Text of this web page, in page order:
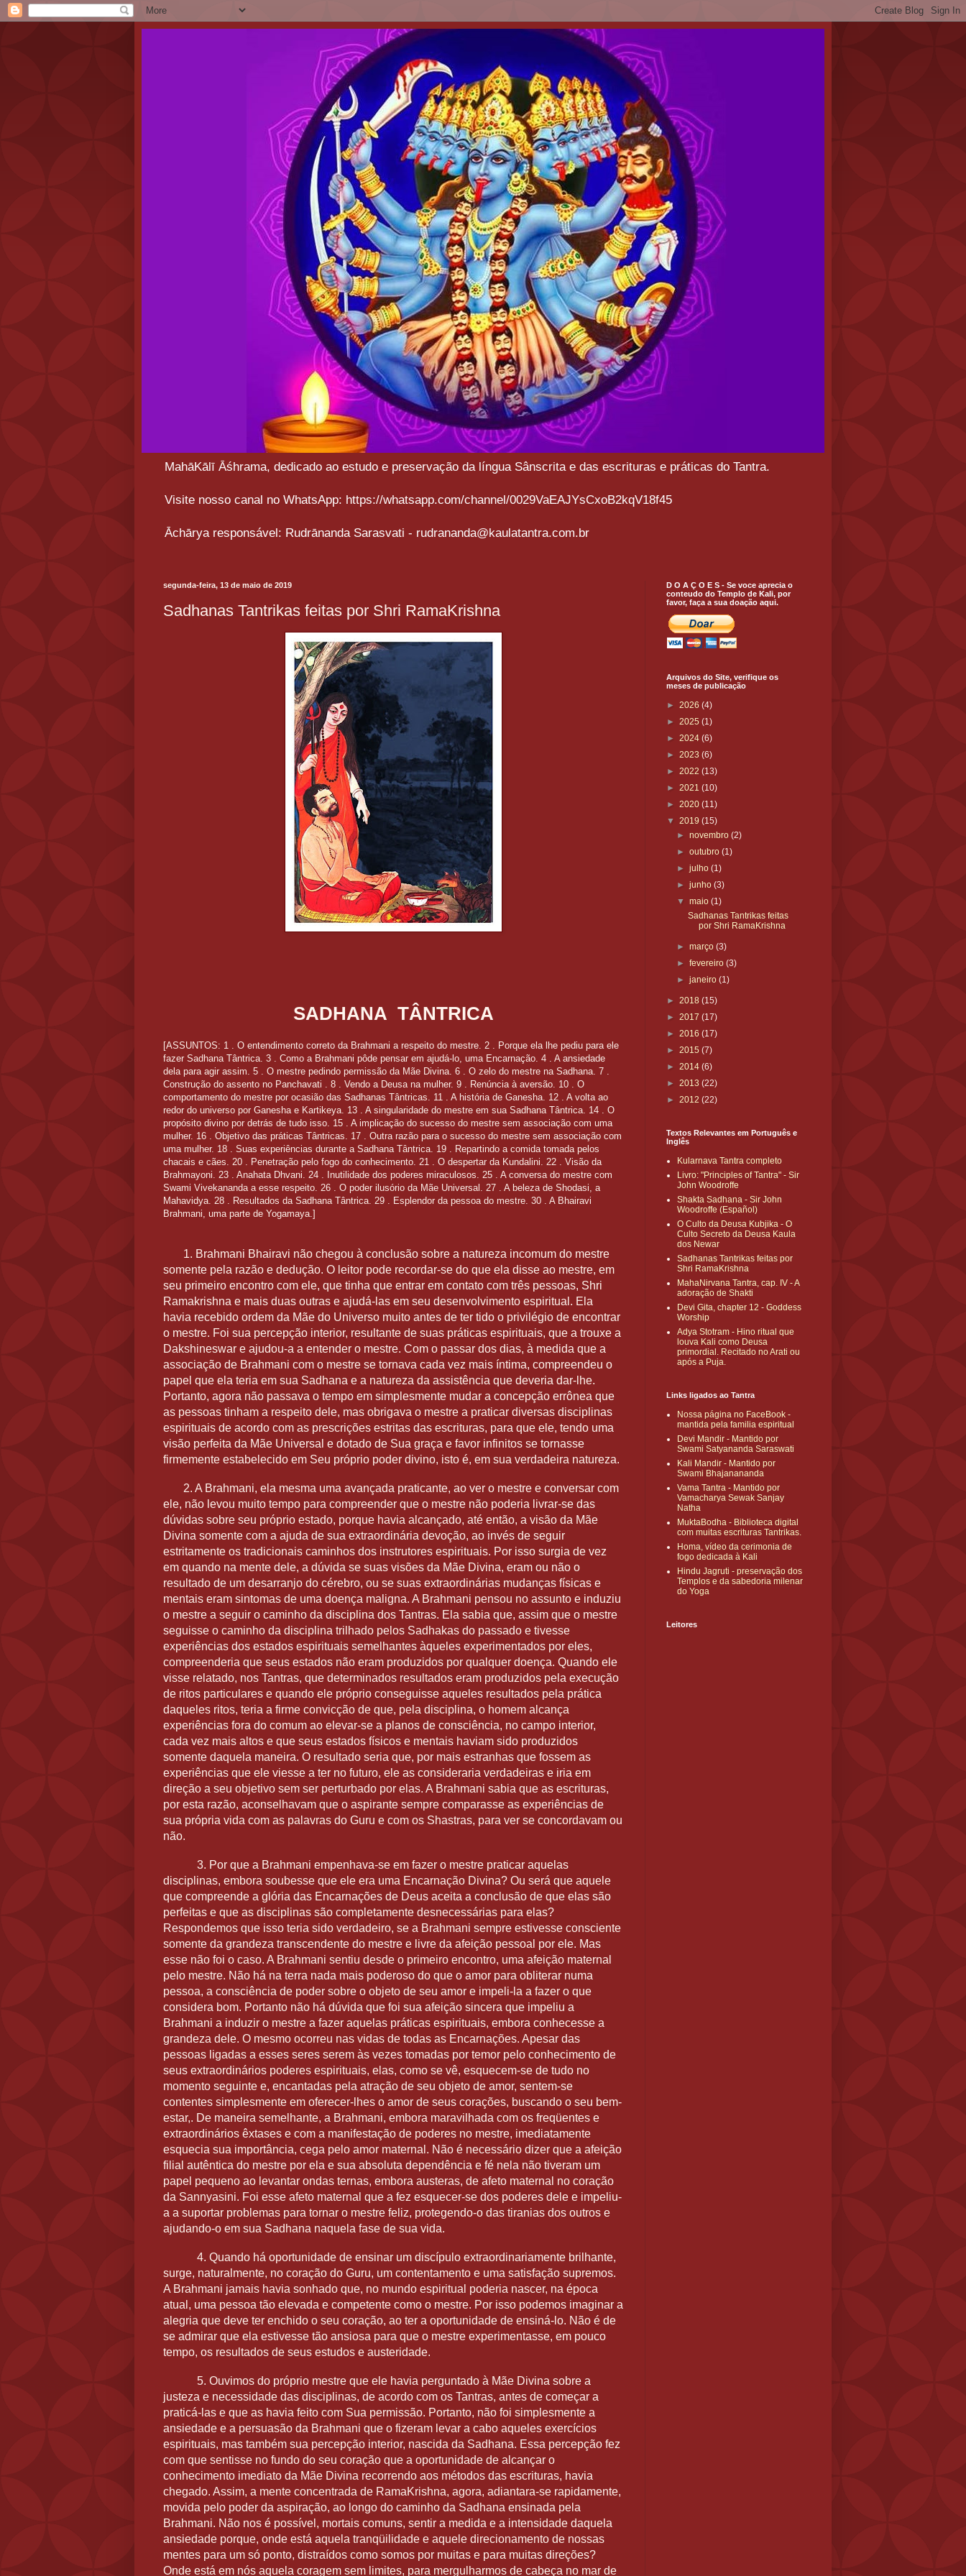
MahāKālī Āśhrama, dedicado ao estudo e preservação da língua Sânscrita e das escrituras e práticas do Tantra.
Visite nosso canal no WhatsApp: https://whatsapp.com/channel/0029VaEAJYsCxoB2kqV18f45
Āchārya responsável: Rudrānanda Sarasvati - rudrananda@kaulatantra.com.br
segunda-feira, 13 de maio de 2019
Sadhanas Tantrikas feitas por Shri RamaKrishna
SADHANA TÂNTRICA
[ASSUNTOS: 1 . O entendimento correto da Brahmani a respeito do mestre. 2 . Porque ela lhe pediu para ele
fazer Sadhana Tântrica. 3 . Como a Brahmani pôde pensar em ajudá-lo, uma Encarnação. 4 . A ansiedade
dela para agir assim. 5 . O mestre pedindo permissão da Mãe Divina. 6 . O zelo do mestre na Sadhana. 7 .
Construção do assento no Panchavati . 8 . Vendo a Deusa na mulher. 9 . Renúncia à aversão. 10 . O
comportamento do mestre por ocasião das Sadhanas Tântricas. 11 . A história de Ganesha. 12 . A volta ao
redor do universo por Ganesha e Kartikeya. 13 . A singularidade do mestre em sua Sadhana Tântrica. 14 . O
propósito divino por detrás de tudo isso. 15 . A impli­cação do sucesso do mestre sem associação com uma
mulher. 16 . Objetivo das práticas Tântricas. 17 . Outra razão para o sucesso do mestre sem associa­ção com
uma mulher. 18 . Suas experiências durante a Sadhana Tântrica. 19 . Repartindo a comida tomada pelos
chacais e cães. 20 . Penetração pelo fogo do conhecimento. 21 . O despertar da Kundalini. 22 . Visão da
Brahmayoni. 23 . Anahata Dhvani. 24 . Inutilidade dos poderes miraculosos. 25 . A con­versa do mestre com
Swami Vivekananda a esse respeito. 26 . O poder ilusó­rio da Mãe Universal. 27 . A beleza de Shodasi, a
Mahavidya. 28 . Resultados da Sadhana Tântrica. 29 . Esplendor da pessoa do mestre. 30 . A Bhairavi
Brahmani, uma parte de Yogamaya.]
1. Brahmani Bhairavi não chegou à conclusão sobre a natureza incomum do mestre
somente pela razão e dedução. O leitor pode recordar-se do que ela disse ao mestre, em
seu primeiro encontro com ele, que tinha que entrar em contato com três pessoas, Shri
Ramakrishna e mais duas outras e ajudá-las em seu desenvolvimento espiritual. Ela
havia recebido ordem da Mãe do Universo muito antes de ter tido o privilégio de encontrar
o mestre. Foi sua percepção interior, resultante de suas práticas espirituais, que a trouxe a
Dakshineswar e ajudou-a a entender o mestre. Com o passar dos dias, à medida que a
associação de Brahmani com o mestre se tornava cada vez mais íntima, compreendeu o
papel que ela teria em sua Sadhana e a natureza da assistência que deveria dar-lhe.
Portanto, agora não passava o tempo em simplesmente mudar a concepção errônea que
as pessoas tinham a respeito dele, mas obrigava o mestre a praticar diversas disciplinas
espirituais de acordo com as prescrições estritas das escrituras, para que ele, tendo uma
visão perfeita da Mãe Universal e dotado de Sua graça e favor infinitos se tornasse
firmemente estabelecido em Seu próprio poder divino, isto é, em sua verdadeira natureza.
2. A Brahmani, ela mesma uma avançada praticante, ao ver o mestre e conversar com
ele, não levou muito tempo para compreender que o mestre não poderia livrar-se das
dúvidas sobre seu próprio estado, porque havia alcançado, até então, a visão da Mãe
Divina somente com a ajuda de sua extraordinária devoção, ao invés de seguir
estritamente os tradicionais caminhos dos instrutores espirituais. Por isso surgia de vez
em quando na mente dele, a dúvida se suas visões da Mãe Divina, eram ou não o
resultado de um desarranjo do cérebro, ou se suas extraordinárias mudanças físicas e
mentais eram sintomas de uma doença maligna. A Brahmani pensou no assunto e induziu
o mestre a seguir o caminho da disciplina dos Tantras. Ela sabia que, assim que o mestre
seguisse o caminho da disciplina trilhado pelos Sadhakas do passado e tivesse
experiências dos estados espirituais semelhantes àqueles experimentados por eles,
compreenderia que seus estados não eram produzidos por qualquer doença. Quando ele
visse relatado, nos Tantras, que determinados resultados eram produzidos pela execução
de ritos particulares e quando ele próprio conseguisse aqueles resultados pela prática
daqueles ritos, teria a firme convicção de que, pela disciplina, o homem alcança
experiências fora do comum ao elevar-se a planos de consciência, no campo interior,
cada vez mais altos e que seus estados físicos e mentais haviam sido produzidos
somente daquela maneira. O resultado seria que, por mais estranhas que fossem as
experiências que ele viesse a ter no futuro, ele as consideraria verdadeiras e iria em
direção a seu objetivo sem ser perturbado por elas. A Brahmani sabia que as escrituras,
por esta razão, aconselhavam que o aspirante sempre comparasse as experiências de
sua própria vida com as palavras do Guru e com os Shastras, para ver se concordavam ou
não.
3. Por que a Brahmani empenhava-se em fazer o mestre praticar aquelas
disciplinas, embora soubesse que ele era uma Encarnação Divina? Ou será que aquele
que compreende a glória das Encarnações de Deus aceita a conclusão de que elas são
perfeitas e que as disciplinas são completamente desnecessárias para elas?
Respondemos que isso teria sido verdadeiro, se a Brahmani sempre estivesse consciente
somente da grandeza transcendente do mestre e livre da afeição pessoal por ele. Mas
esse não foi o caso. A Brahmani sentiu desde o primeiro encontro, uma afeição maternal
pelo mestre. Não há na terra nada mais poderoso do que o amor para obliterar numa
pessoa, a consciência de poder sobre o objeto de seu amor e impeli-la a fazer o que
considera bom. Portanto não há dúvida que foi sua afeição sincera que impeliu a
Brahmani a induzir o mestre a fazer aquelas práticas espirituais, embora conhecesse a
grandeza dele. O mesmo ocorreu nas vidas de todas as Encarnações. Apesar das
pessoas ligadas a esses seres serem às vezes tomadas por temor pelo conhecimento de
seus extraordinários poderes espirituais, elas, como se vê, esquecem-se de tudo no
momento seguinte e, encantadas pela atração de seu objeto de amor, sentem-se
contentes simplesmente em oferecer-lhes o amor de seus corações, buscando o seu bem-
estar,. De maneira semelhante, a Brahmani, embora maravilhada com os freqüentes e
extraordinários êxtases e com a manifestação de poderes no mestre, imediatamente
esquecia sua importância, cega pelo amor maternal. Não é necessário dizer que a afeição
filial autêntica do mestre por ela e sua absoluta dependência e fé nela não tiveram um
papel pequeno ao levantar ondas ternas, embora austeras, de afeto maternal no coração
da Sannyasini. Foi esse afeto maternal que a fez esquecer-se dos poderes dele e impeliu-
a a suportar problemas para tornar o mestre feliz, protegendo-o das tiranias dos outros e
ajudando-o em sua Sadhana naquela fase de sua vida.
4. Quando há oportunidade de ensinar um discípulo extraordinariamente brilhante,
surge, naturalmente, no coração do Guru, um contentamento e uma satisfação supremos.
A Brahmani jamais havia sonhado que, no mundo espiritual poderia nascer, na época
atual, uma pessoa tão elevada e competente como o mestre. Por isso podemos imaginar a
alegria que deve ter enchido o seu coração, ao ter a oportunidade de ensiná-lo. Não é de
se admirar que ela estivesse tão ansiosa para que o mestre experimentasse, em pouco
tempo, os resultados de seus estudos e austeridade.
5. Ouvimos do próprio mestre que ele havia perguntado à Mãe Divina sobre a
justeza e necessidade das disciplinas, de acordo com os Tantras, antes de começar a
praticá-las e que as havia feito com Sua permissão. Portanto, não foi simplesmente a
ansiedade e a persuasão da Brahmani que o fizeram levar a cabo aqueles exercícios
espirituais, mas também sua percepção interior, nascida da Sadhana. Essa percepção fez
com que sentisse no fundo do seu coração que a oportunidade de alcançar o
conhecimento imediato da Mãe Divina recorrendo aos métodos das escrituras, havia
chegado. Assim, a mente concentrada de RamaKrishna, agora, adiantara-se rapidamente,
movida pelo poder da aspiração, ao longo do caminho da Sadhana ensinada pela
Brahmani. Não nos é possível, mortais comuns, sentir a medida e a intensidade daquela
ansiedade porque, onde está aquela tranqüilidade e aquele direcionamento de nossas
mentes para um só ponto, distraídos como somos por muitas e para muitas direções?
Onde está em nós aquela coragem sem limites, para mergulharmos de cabeça no mar de
D O A Ç O E S - Se voce aprecia o
conteudo do Templo de Kali, por
favor, faça a sua doação aqui.
Arquivos do Site, verifique os
meses de publicação
► 2026 (4)
► 2025 (1)
► 2024 (6)
► 2023 (6)
► 2022 (13)
► 2021 (10)
► 2020 (11)
▼ 2019 (15)
►novembro(2)
►outubro(1)
►julho(1)
►junho(3)
▼maio(1)
Sadhanas Tantrikas feitas
por Shri RamaKrishna
►março(3)
►fevereiro(3)
►janeiro(1)
► 2018 (15)
► 2017 (17)
► 2016 (17)
► 2015 (7)
► 2014 (6)
► 2013 (22)
► 2012 (22)
Textos Relevantes em Português e
Inglês
Kularnava Tantra completo
Livro: "Principles of Tantra" - Sir
John Woodroffe
Shakta Sadhana - Sir John
Woodroffe (Español)
O Culto da Deusa Kubjika - O
Culto Secreto da Deusa Kaula
dos Newar
Sadhanas Tantrikas feitas por
Shri RamaKrishna
MahaNirvana Tantra, cap. IV - A
adoração de Shakti
Devi Gita, chapter 12 - Goddess
Worship
Adya Stotram - Hino ritual que
louva Kali como Deusa
primordial. Recitado no Arati ou
após a Puja.
Links ligados ao Tantra
Nossa página no FaceBook -
mantida pela familia espiritual
Devi Mandir - Mantido por
Swami Satyananda Saraswati
Kali Mandir - Mantido por
Swami Bhajanananda
Vama Tantra - Mantido por
Vamacharya Sewak Sanjay
Natha
MuktaBodha - Biblioteca digital
com muitas escrituras Tantrikas.
Homa, vídeo da cerimonia de
fogo dedicada à Kali
Hindu Jagruti - preservação dos
Templos e da sabedoria milenar
do Yoga
Leitores